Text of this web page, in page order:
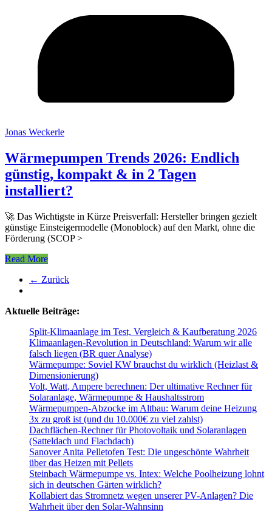
Jonas Weckerle
Wärmepumpen Trends 2026: Endlich
günstig, kompakt & in 2 Tagen
installiert?
🚀 Das Wichtigste in Kürze Preisverfall: Hersteller bringen gezielt
günstige Einsteigermodelle (Monoblock) auf den Markt, ohne die
Förderung (SCOP >
Read More
← Zurück
Aktuelle Beiträge:
Split-Klimaanlage im Test, Vergleich & Kaufberatung 2026
Klimaanlagen-Revolution in Deutschland: Warum wir alle
falsch liegen (BR quer Analyse)
Wärmepumpe: Soviel KW brauchst du wirklich (Heizlast &
Dimensionierung)
Volt, Watt, Ampere berechnen: Der ultimative Rechner für
Solaranlage, Wärmepumpe & Haushaltsstrom
Wärmepumpen-Abzocke im Altbau: Warum deine Heizung
3x zu groß ist (und du 10.000€ zu viel zahlst)
Dachflächen-Rechner für Photovoltaik und Solaranlagen
(Satteldach und Flachdach)
Sanover Anita Pelletofen Test: Die ungeschönte Wahrheit
über das Heizen mit Pellets
Steinbach Wärmepumpe vs. Intex: Welche Poolheizung lohnt
sich in deutschen Gärten wirklich?
Kollabiert das Stromnetz wegen unserer PV-Anlagen? Die
Wahrheit über den Solar-Wahnsinn